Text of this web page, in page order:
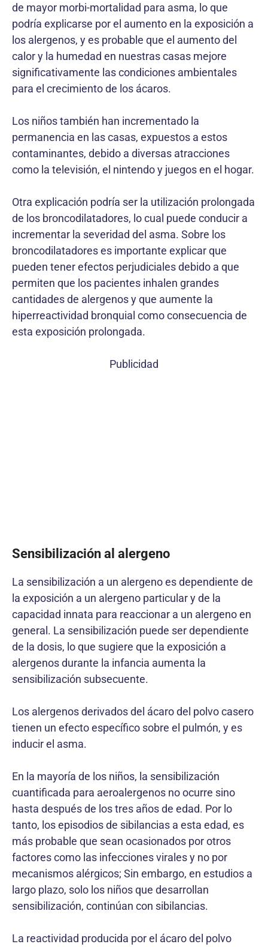
de mayor morbi-mortalidad para asma, lo que
podría explicarse por el aumento en la exposición a
los alergenos, y es probable que el aumento del
calor y la humedad en nuestras casas mejore
significativamente las condiciones ambientales
para el crecimiento de los ácaros.
Los niños también han incrementado la
permanencia en las casas, expuestos a estos
contaminantes, debido a diversas atracciones
como la televisión, el nintendo y juegos en el hogar.
Otra explicación podría ser la utilización prolongada
de los broncodilatadores, lo cual puede conducir a
incrementar la severidad del asma. Sobre los
broncodilatadores es importante explicar que
pueden tener efectos perjudiciales debido a que
permiten que los pacientes inhalen grandes
cantidades de alergenos y que aumente la
hiperreactividad bronquial como consecuencia de
esta exposición prolongada.
Publicidad
Sensibilización al alergeno
La sensibilización a un alergeno es dependiente de
la exposición a un alergeno particular y de la
capacidad innata para reaccionar a un alergeno en
general. La sensibilización puede ser dependiente
de la dosis, lo que sugiere que la exposición a
alergenos durante la infancia aumenta la
sensibilización subsecuente.
Los alergenos derivados del ácaro del polvo casero
tienen un efecto específico sobre el pulmón, y es
inducir el asma.
En la mayoría de los niños, la sensibilización
cuantificada para aeroalergenos no ocurre sino
hasta después de los tres años de edad. Por lo
tanto, los episodios de sibilancias a esta edad, es
más probable que sean ocasionados por otros
factores como las infecciones virales y no por
mecanismos alérgicos; Sin embargo, en estudios a
largo plazo, solo los niños que desarrollan
sensibilización, continúan con sibilancias.
La reactividad producida por el ácaro del polvo